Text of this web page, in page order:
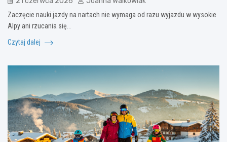
Zaczęcie nauki jazdy na nartach nie wymaga od razu wyjazdu w wysokie
Alpy ani rzucania się…
Czytaj dalej